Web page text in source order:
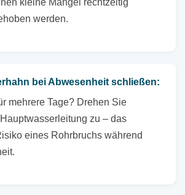
kleine Mängel rechtzeitig
werden.
bei Abwesenheit schließen:
mehrere Tage? Drehen Sie
zu – das
eines Rohrbruchs während